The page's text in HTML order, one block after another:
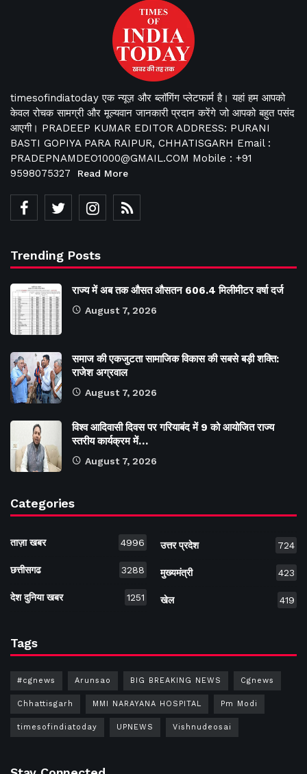
timesofindiatoday एक न्यूज़ और ब्लॉगिंग प्लेटफार्म है। यहां हम आपको
केवल रोचक सामग्री और मूल्यवान जानकारी प्रदान करेंगे जो आपको बहुत पसंद
आएगी। PRADEEP KUMAR EDITOR ADDRESS: PURANI
BASTI GOPIYA PARA RAIPUR, CHHATISGARH Email :
PRADEPNAMDEO1000@GMAIL.COM Mobile : +91
9598075327
Read More
Trending Posts
राज्य में अब तक औसत औसतन 606.4 मिलीमीटर वर्षा दर्ज
August 7, 2026
समाज की एकजुटता सामाजिक विकास की सबसे बड़ी शक्ति:
राजेश अग्रवाल
August 7, 2026
विश्व आदिवासी दिवस पर गरियाबंद में 9 को आयोजित राज्य
स्तरीय कार्यक्रम में…
August 7, 2026
Categories
ताज़ा खबर 4996
छत्तीसगढ 3288
देश दुनिया खबर 1251
उत्तर प्रदेश 724
मुख्यमंत्री 423
खेल 419
Tags
#cgnews Arunsao BIG BREAKING NEWS Cgnews
Chhattisgarh MMI NARAYANA HOSPITAL Pm Modi
timesofindiatoday UPNEWS Vishnudeosai